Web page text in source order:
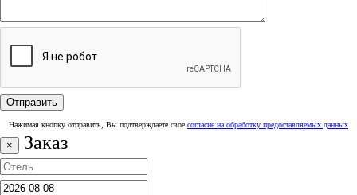
Нажимая кнопку отправить, Вы подтверждаете свое согласие на обработку предоставляемых данных
× Заказ